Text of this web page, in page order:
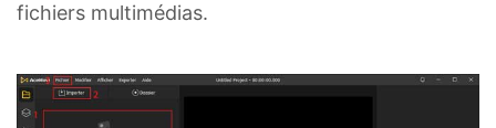
fichiers multimédias.